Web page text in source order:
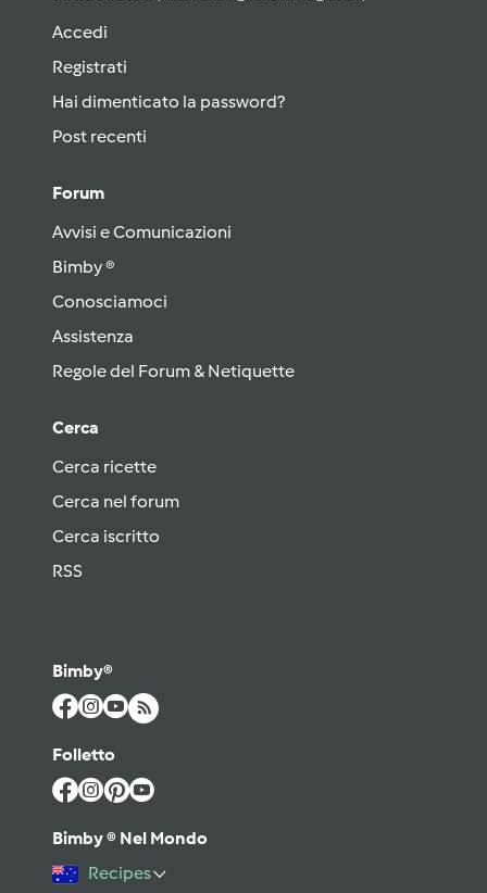
Accedi
Registrati
Hai dimenticato la password?
Post recenti
Forum
Avvisi e Comunicazioni
Bimby ®
Conosciamoci
Assistenza
Regole del Forum & Netiquette
Cerca
Cerca ricette
Cerca nel forum
Cerca iscritto
RSS
Bimby®
Folletto
Bimby ® Nel Mondo
Recipes